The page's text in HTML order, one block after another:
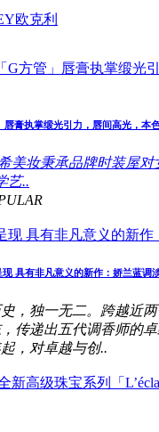
欧克利
唇膏执掌缎光引力，唇间高光，本
美妆秉承品牌时装屋对
艺..
具有非凡意义的新作：娇兰蓝调
，独一无二。跨越近
传递出五代调香师的卓
，对卓越与创..